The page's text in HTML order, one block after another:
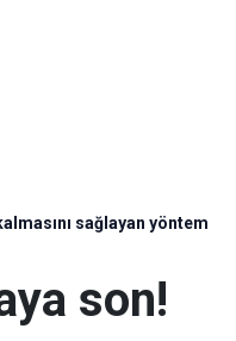
sağlayan yöntem
son!